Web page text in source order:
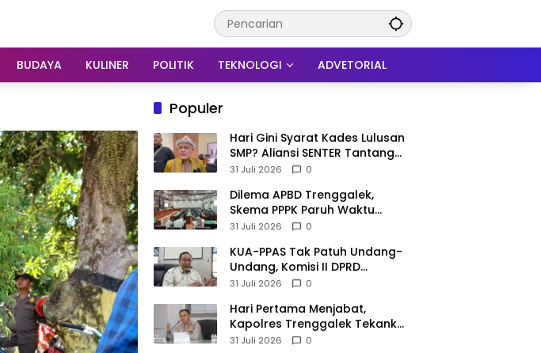
BUDAYA KULINER POLITIK TEKNOLOGI ADVETORIAL
Populer
Hari Gini Syarat Kades Lulusan
SMP? Aliansi SENTER Tantang
DPRD Trenggalek Berani
31 Juli 2026 0
Dilema APBD Trenggalek,
Skema PPPK Paruh Waktu
Mengemuka Demi Pangkas Rp
31 Juli 2026 0
KUA-PPAS Tak Patuh Undang-
Undang, Komisi II DPRD
Trenggalek: APBD 2027
31 Juli 2026 0
Hari Pertama Menjabat,
Kapolres Trenggalek Tekankan
Anggota Disiplin Hindari
31 Juli 2026 0